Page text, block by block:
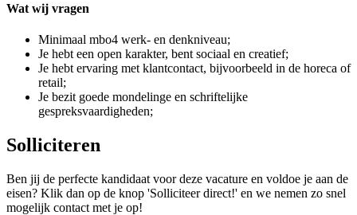
Wat wij vragen
Minimaal mbo4 werk- en denkniveau;
Je hebt een open karakter, bent sociaal en creatief;
Je hebt ervaring met klantcontact, bijvoorbeeld in de horeca of
retail;
Je bezit goede mondelinge en schriftelijke
gespreksvaardigheden;
Solliciteren
Ben jij de perfecte kandidaat voor deze vacature en voldoe je aan de
eisen? Klik dan op de knop 'Solliciteer direct!' en we nemen zo snel
mogelijk contact met je op!